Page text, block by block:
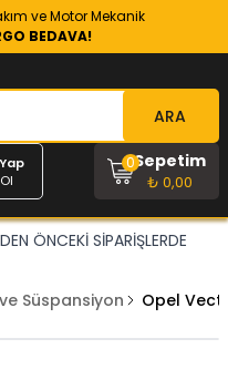
ve Motor Mekanik
BEDAVA!
ARA
Sepetim
₺ 0,00
0
ÖNCEKİ SİPARİŞLERDE
Süspansiyon Opel